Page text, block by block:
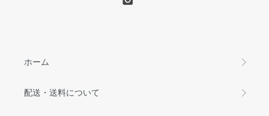
ホーム
配送・送料について